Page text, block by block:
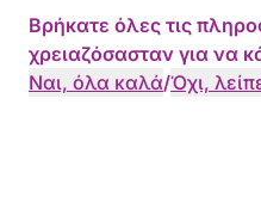
Βρήκατε όλες τις
χρειαζόσασταν για να
Ναι, όλα καλά/Όχι,